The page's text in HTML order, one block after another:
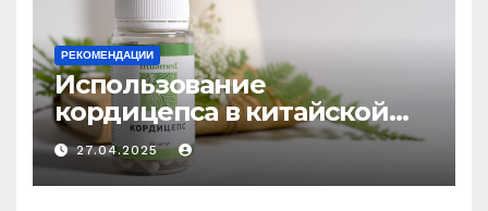
РЕКОМЕНДАЦИИ
Использование
кордицепса в китайской
медицине: природное
средство против усталости
и истощения
27.04.2025